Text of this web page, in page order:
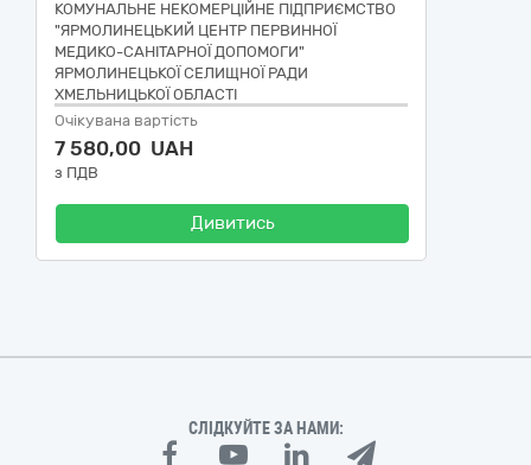
КОМУНАЛЬНЕ НЕКОМЕРЦІЙНЕ ПІДПРИЄМСТВО
"ЯРМОЛИНЕЦЬКИЙ ЦЕНТР ПЕРВИННОЇ
МЕДИКО-САНІТАРНОЇ ДОПОМОГИ"
ЯРМОЛИНЕЦЬКОЇ СЕЛИЩНОЇ РАДИ
ХМЕЛЬНИЦЬКОЇ ОБЛАСТІ
Очікувана вартість
7 580,00 UAH
з ПДВ
Дивитись
СЛІДКУЙТЕ ЗА НАМИ: